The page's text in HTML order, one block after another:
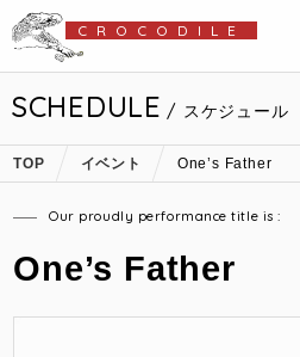
CROCODILE
SCHEDULE / スケジュール
TOP イベント One’s Father
Our proudly performance title is :
One’s Father